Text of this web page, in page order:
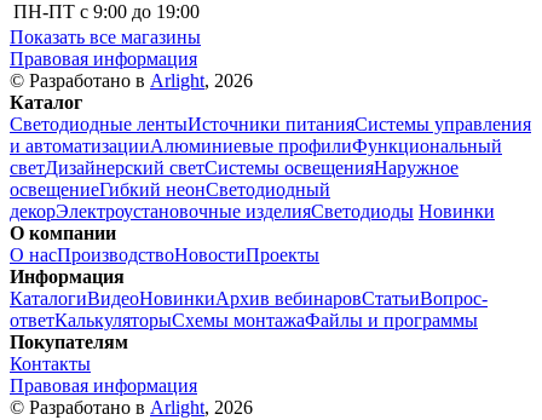
ПН-ПТ с 9:00 до 19:00
Показать все магазины
Правовая информация
© Разработано в Arlight, 2026
Каталог
Светодиодные лентыИсточники питанияСистемы управления
и автоматизацииАлюминиевые профилиФункциональный
светДизайнерский светСистемы освещенияНаружное
освещениеГибкий неонСветодиодный
декорЭлектроустановочные изделияСветодиоды Новинки
О компании
О насПроизводствоНовостиПроекты
Информация
КаталогиВидеоНовинкиАрхив вебинаровСтатьиВопрос-
ответКалькуляторыСхемы монтажаФайлы и программы
Покупателям
Контакты
Правовая информация
© Разработано в Arlight, 2026